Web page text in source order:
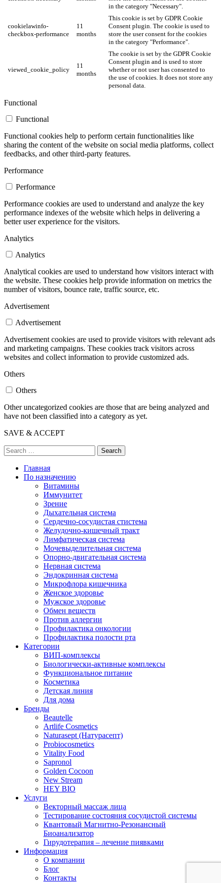
in the category "Necessary".
cookielawinfo-
checkbox-performance
11
months
This cookie is set by GDPR Cookie
Consent plugin. The cookie is used to
store the user consent for the cookies
in the category "Performance".
viewed_cookie_policy
11
months
The cookie is set by the GDPR Cookie
Consent plugin and is used to store
whether or not user has consented to
the use of cookies. It does not store any
personal data.
Functional
Functional
Functional cookies help to perform certain functionalities like
sharing the content of the website on social media platforms, collect
feedbacks, and other third-party features.
Performance
Performance
Performance cookies are used to understand and analyze the key
performance indexes of the website which helps in delivering a
better user experience for the visitors.
Analytics
Analytics
Analytical cookies are used to understand how visitors interact with
the website. These cookies help provide information on metrics the
number of visitors, bounce rate, traffic source, etc.
Advertisement
Advertisement
Advertisement cookies are used to provide visitors with relevant ads
and marketing campaigns. These cookies track visitors across
websites and collect information to provide customized ads.
Others
Others
Other uncategorized cookies are those that are being analyzed and
have not been classified into a category as yet.
SAVE & ACCEPT
Search
Главная
По назначению
Витамины
Иммунитет
Зрение
Дыхательная система
Сердечно-сосудистая стистема
Желудочно-кишечный тракт
Лимфатическая система
Мочевыделительная система
Опорно-двигательная система
Нервная система
Эндокринная система
Микрофлора кишечника
Женское здоровье
Мужское здоровье
Обмен веществ
Против аллергии
Профилактика онкологии
Профилактика полости рта
Категории
ВИП-комплексы
Биологически-активные комплексы
Функциональное питание
Косметика
Детская линия
Для дома
Бренды
Beautelle
Artlife Cosmetics
Naturasept (Натурасепт)
Probiocosmetics
Vitality Food
Sapronol
Golden Cocoon
New Stream
HEY BIO
Услуги
Векторный массаж лица
Тестирование состояния сосудистой системы
Квантовый Магнитно-Резонансный
Биоанализатор
Гирудотерапия – лечение пиявками
Информация
О компании
Блог
Контакты